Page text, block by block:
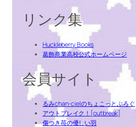
リンク集
Huckleberry Books
葛飾商業高校公式ホームページ
会員サイト
るみchan-cielのちょこっとぶろぐ
アウトブレイク！[outbreak]
傷つき苺の優しい羽